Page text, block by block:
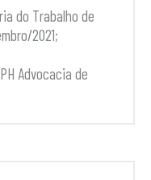
do Trabalho de
2021;
Advocacia de